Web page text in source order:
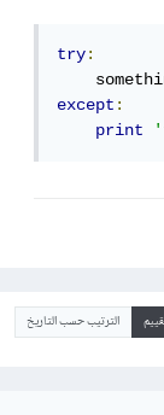
try:
except:
print
الترتيب حسب التاريخ